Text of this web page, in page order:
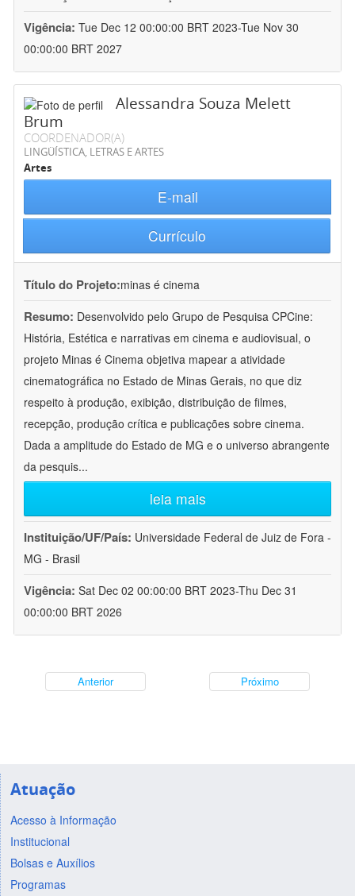
Vigência: Tue Dec 12 00:00:00 BRT 2023-Tue Nov 30
00:00:00 BRT 2027
Alessandra Souza Melett
Brum
COORDENADOR(A)
LINGÜÍSTICA, LETRAS E ARTES
Artes
E-mail
Currículo
Título do Projeto:minas é cinema
Resumo: Desenvolvido pelo Grupo de Pesquisa CPCine:
História, Estética e narrativas em cinema e audiovisual, o
projeto Minas é Cinema objetiva mapear a atividade
cinematográfica no Estado de Minas Gerais, no que diz
respeito à produção, exibição, distribuição de filmes,
recepção, produção crítica e publicações sobre cinema.
Dada a amplitude do Estado de MG e o universo abrangente
da pesquis...
leia mais
Instituição/UF/País: Universidade Federal de Juiz de Fora -
MG - Brasil
Vigência: Sat Dec 02 00:00:00 BRT 2023-Thu Dec 31
00:00:00 BRT 2026
Anterior Próximo
Atuação
Acesso à Informação
Institucional
Bolsas e Auxílios
Programas